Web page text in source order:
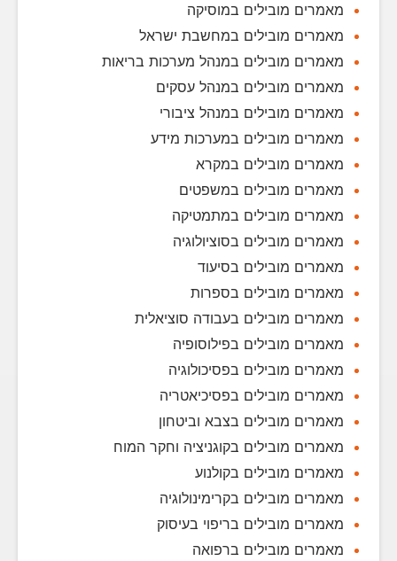
מאמרים מובילים במוסיקה
מאמרים מובילים במחשבת ישראל
מאמרים מובילים במנהל מערכות בריאות
מאמרים מובילים במנהל עסקים
מאמרים מובילים במנהל ציבורי
מאמרים מובילים במערכות מידע
מאמרים מובילים במקרא
מאמרים מובילים במשפטים
מאמרים מובילים במתמטיקה
מאמרים מובילים בסוציולוגיה
מאמרים מובילים בסיעוד
מאמרים מובילים בספרות
מאמרים מובילים בעבודה סוציאלית
מאמרים מובילים בפילוסופיה
מאמרים מובילים בפסיכולוגיה
מאמרים מובילים בפסיכיאטריה
מאמרים מובילים בצבא וביטחון
מאמרים מובילים בקוגניציה וחקר המוח
מאמרים מובילים בקולנוע
מאמרים מובילים בקרימינולוגיה
מאמרים מובילים בריפוי בעיסוק
מאמרים מובילים ברפואה